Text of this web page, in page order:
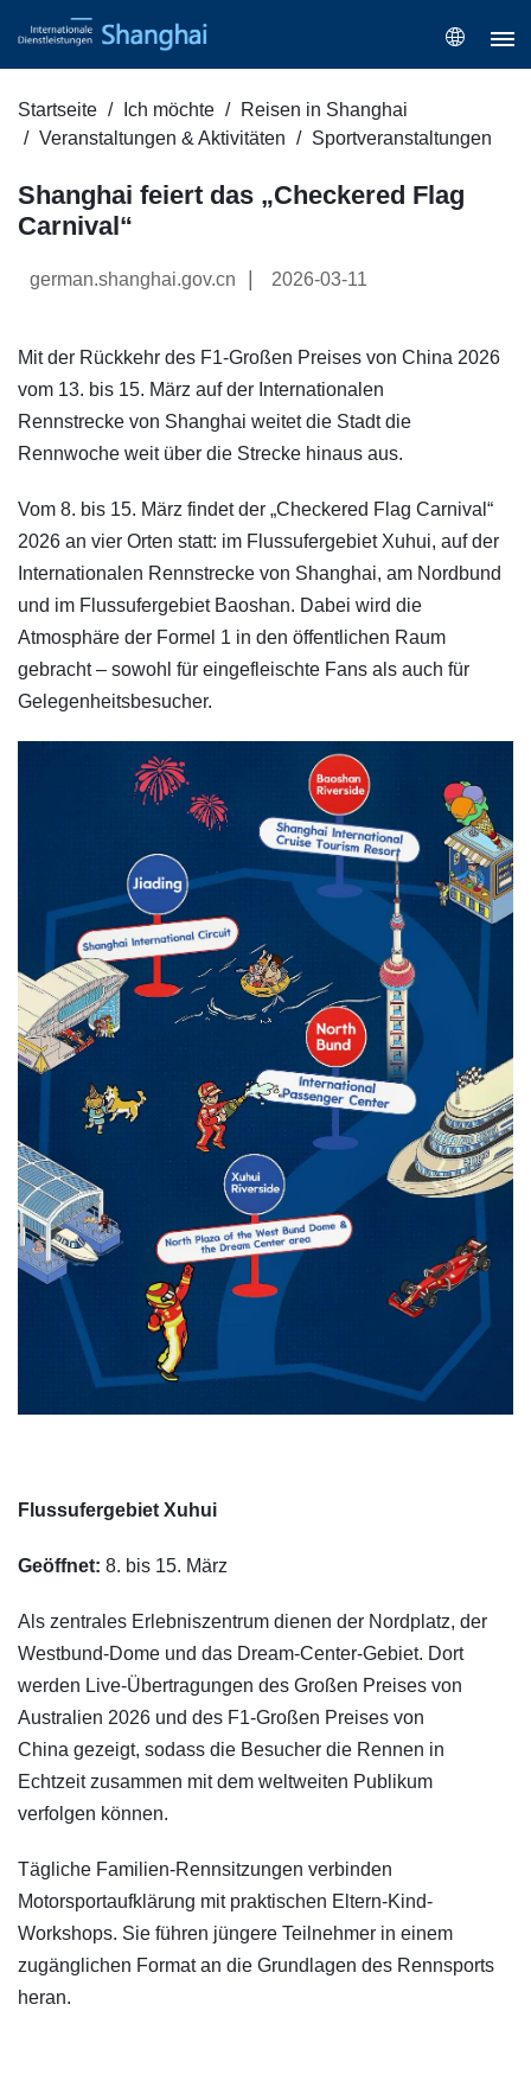
Startseite Ich möchte
Reisen in Shanghai
Veranstaltungen & Aktivitäten
Sportveranstaltungen
Shanghai feiert das „Checkered Flag
Carnival“
german.shanghai.gov.cn 2026-03-11
Mit der Rückkehr des F1-Großen Preises von China 2026
vom 13. bis 15. März auf der Internationalen
Rennstrecke von Shanghai weitet die Stadt die
Rennwoche weit über die Strecke hinaus aus.
Vom 8. bis 15. März findet der „Checkered Flag Carnival“
2026 an vier Orten statt: im Flussufergebiet Xuhui, auf der
Internationalen Rennstrecke von Shanghai, am Nordbund
und im Flussufergebiet Baoshan. Dabei wird die
Atmosphäre der Formel 1 in den öffentlichen Raum
gebracht – sowohl für eingefleischte Fans als auch für
Gelegenheitsbesucher.
Flussufergebiet Xuhui
Geöffnet: 8. bis 15. März
Als zentrales Erlebniszentrum dienen der Nordplatz, der
Westbund-Dome und das Dream-Center-Gebiet. Dort
werden Live-Übertragungen des Großen Preises von
Australien 2026 und des F1-Großen Preises von
China gezeigt, sodass die Besucher die Rennen in
Echtzeit zusammen mit dem weltweiten Publikum
verfolgen können.
Tägliche Familien-Rennsitzungen verbinden
Motorsportaufklärung mit praktischen Eltern-Kind-
Workshops. Sie führen jüngere Teilnehmer in einem
zugänglichen Format an die Grundlagen des Rennsports
heran.